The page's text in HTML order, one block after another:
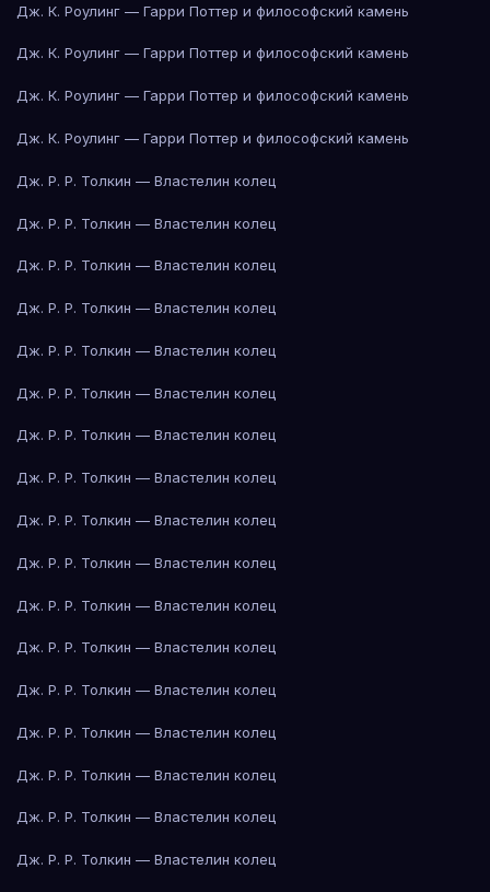
Дж. К. Роулинг — Гарри Поттер и философский камень
Дж. К. Роулинг — Гарри Поттер и философский камень
Дж. К. Роулинг — Гарри Поттер и философский камень
Дж. К. Роулинг — Гарри Поттер и философский камень
Дж. Р. Р. Толкин — Властелин колец
Дж. Р. Р. Толкин — Властелин колец
Дж. Р. Р. Толкин — Властелин колец
Дж. Р. Р. Толкин — Властелин колец
Дж. Р. Р. Толкин — Властелин колец
Дж. Р. Р. Толкин — Властелин колец
Дж. Р. Р. Толкин — Властелин колец
Дж. Р. Р. Толкин — Властелин колец
Дж. Р. Р. Толкин — Властелин колец
Дж. Р. Р. Толкин — Властелин колец
Дж. Р. Р. Толкин — Властелин колец
Дж. Р. Р. Толкин — Властелин колец
Дж. Р. Р. Толкин — Властелин колец
Дж. Р. Р. Толкин — Властелин колец
Дж. Р. Р. Толкин — Властелин колец
Дж. Р. Р. Толкин — Властелин колец
Дж. Р. Р. Толкин — Властелин колец